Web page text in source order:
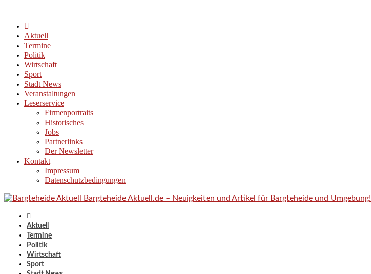
Aktuell
Termine
Politik
Wirtschaft
Sport
Stadt News
Veranstaltungen
Leserservice
Firmenportraits
Historisches
Jobs
Partnerlinks
Der Newsletter
Kontakt
Impressum
Datenschutzbedingungen
Bargteheide Aktuell.de – Neuigkeiten und Artikel für Bargteheide und Umgebung!
Aktuell
Termine
Politik
Wirtschaft
Sport